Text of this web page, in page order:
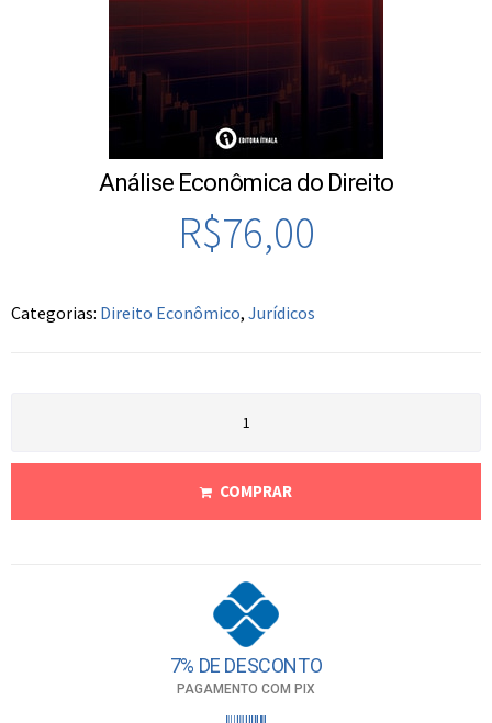
Análise Econômica do Direito
R$76,00
Categorias: Direito Econômico, Jurídicos
COMPRAR
7% DE DESCONTO
PAGAMENTO COM PIX